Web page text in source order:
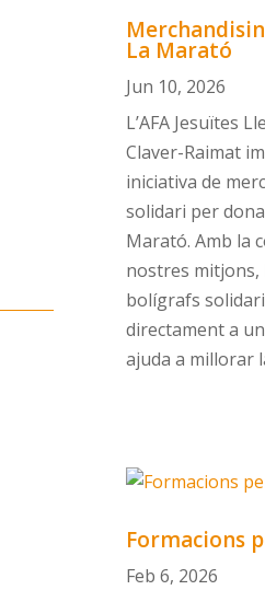
La Marató
Jun 10, 2026
L’AFA Jesuïtes
Claver-Raimat
iniciativa de
solidari per
Marató. Amb la
nostres mitjons,
bolígrafs
directament a
ajuda a millorar
Formacions
Feb 6, 2026